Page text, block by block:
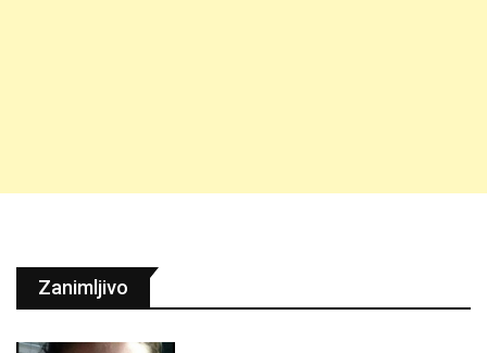
Zanimljivo